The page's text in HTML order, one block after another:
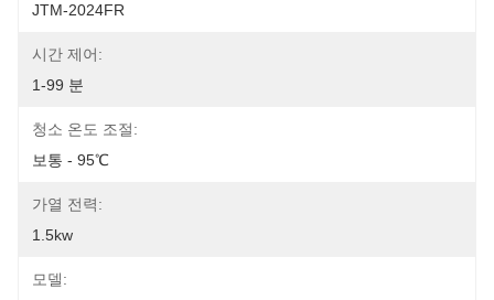
JTM-2024FR
시간 제어:
1-99 분
청소 온도 조절:
보통 - 95℃
가열 전력:
1.5kw
모델: